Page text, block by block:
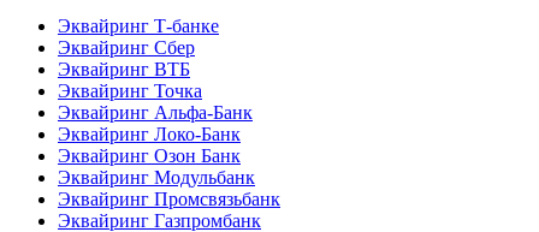
Эквайринг Т-банке
Эквайринг Сбер
Эквайринг ВТБ
Эквайринг Точка
Эквайринг Альфа-Банк
Эквайринг Локо-Банк
Эквайринг Озон Банк
Эквайринг Модульбанк
Эквайринг Промсвязьбанк
Эквайринг Газпромбанк